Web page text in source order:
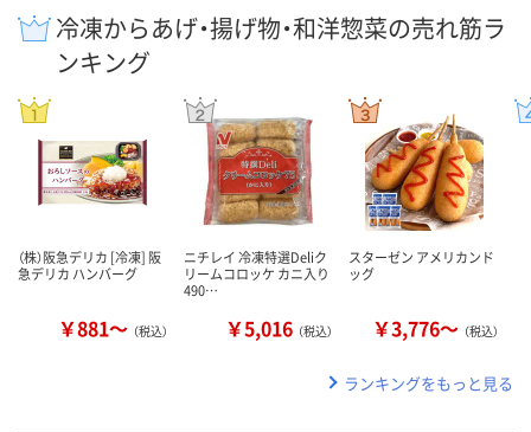
冷凍からあげ・揚げ物・和洋惣菜の売れ筋ラ
ンキング
（株）阪急デリカ [冷凍] 阪
急デリカ ハンバーグ
￥881～ （税込）
ニチレイ 冷凍特選Deliク
リームコロッケ カニ入り
490…
￥5,016 （税込）
スターゼン アメリカンド
ッグ
￥3,776～ （税込）
ランキングをもっと見る